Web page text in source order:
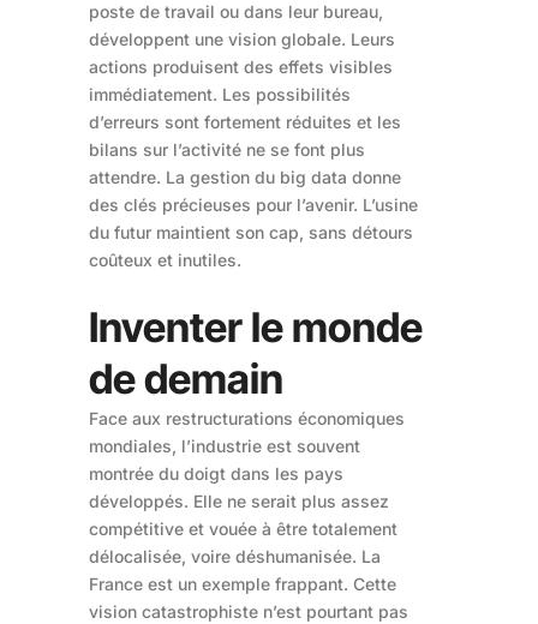
poste de travail ou dans leur bureau,
développent une vision globale. Leurs
actions produisent des effets visibles
immédiatement. Les possibilités
d’erreurs sont fortement réduites et les
bilans sur l’activité ne se font plus
attendre. La gestion du big data donne
des clés précieuses pour l’avenir. L’usine
du futur maintient son cap, sans détours
coûteux et inutiles.
Inventer le monde
de demain
Face aux restructurations économiques
mondiales, l’industrie est souvent
montrée du doigt dans les pays
développés. Elle ne serait plus assez
compétitive et vouée à être totalement
délocalisée, voire déshumanisée. La
France est un exemple frappant. Cette
vision catastrophiste n’est pourtant pas